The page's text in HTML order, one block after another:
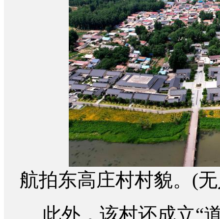
航拍东高庄村村貌。(
此外，该村还成立“道